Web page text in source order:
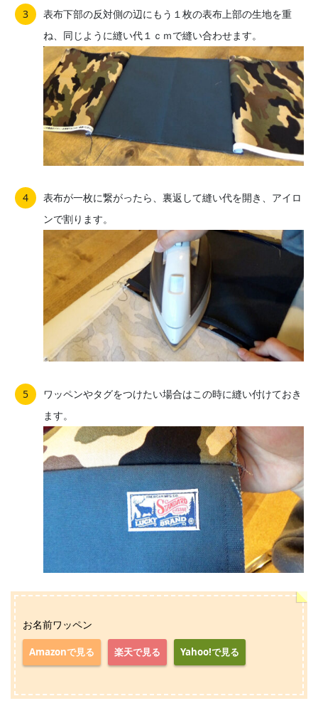
表布下部の反対側の辺にもう１枚の表布上部の生地を重
ね、同じように縫い代１ｃｍで縫い合わせます。
表布が一枚に繋がったら、裏返して縫い代を開き、アイロ
ンで割ります。
ワッペンやタグをつけたい場合はこの時に縫い付けておき
ます。
お名前ワッペン
Amazonで見る 楽天で見る Yahoo!で見る